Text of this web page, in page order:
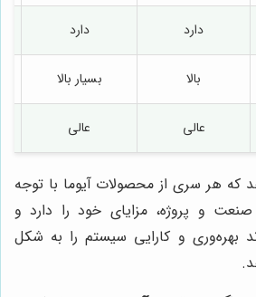
دارد دارد
بالا بسیار بالا
عالی عالی
هر سری از محصولات آیوما با توجه
و پروژه، مزایای خود را دارد و
بهره‌وری و کارایی سیستم را به شکل